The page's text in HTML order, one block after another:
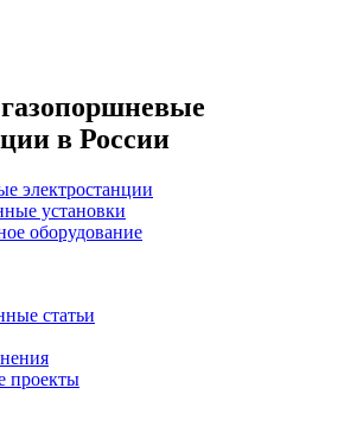
в России
электростанции
установки
оборудование
статьи
проекты